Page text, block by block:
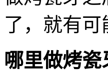
了，就有
哪里做烤